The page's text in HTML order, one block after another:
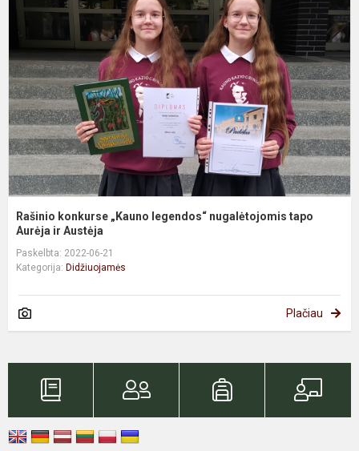
Rašinio konkurse „Kauno legendos“ nugalėtojomis tapo
Aurėja ir Austėja
Paskelbta: 2022-06-21
Kategorija: Didžiuojamės
Plačiau